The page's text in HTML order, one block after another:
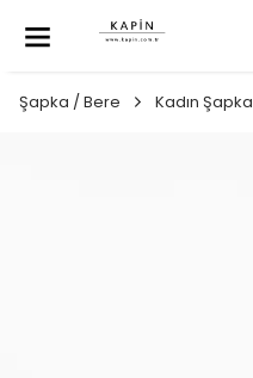
Şapka / Bere Kadın Şapka